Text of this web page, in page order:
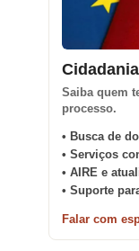
Saiba quem
processo.
• Busca de
• Serviços
• AIRE e
• Suporte
Falar com